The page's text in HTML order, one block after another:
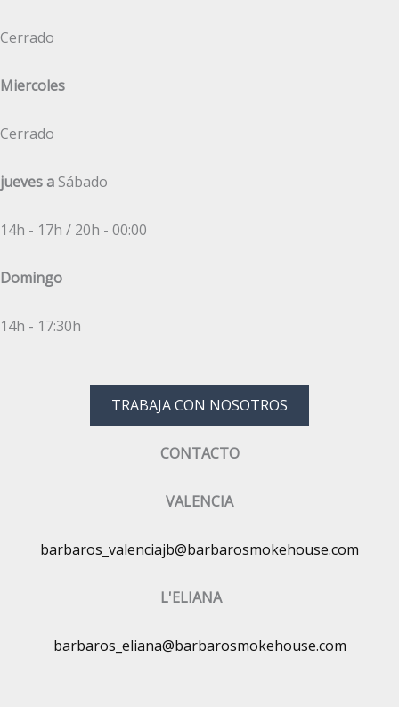
Cerrado
Miercoles
Cerrado
jueves a Sábado
14h - 17h / 20h - 00:00
Domingo
14h - 17:30h
TRABAJA CON NOSOTROS
CONTACTO
VALENCIA
barbaros_valenciajb@barbarosmokehouse.com
L'ELIANA
barbaros_eliana@barbarosmokehouse.com